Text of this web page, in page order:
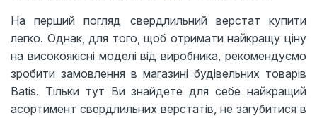
На перший погляд свердлильний верстат купити
легко. Однак, для того, щоб отримати найкращу ціну
на високоякісні моделі від виробника, рекомендуємо
зробити замовлення в магазині будівельних товарів
Batis. Тільки тут Ви знайдете для себе найкращий
асортимент свердлильних верстатів, не загубитися в